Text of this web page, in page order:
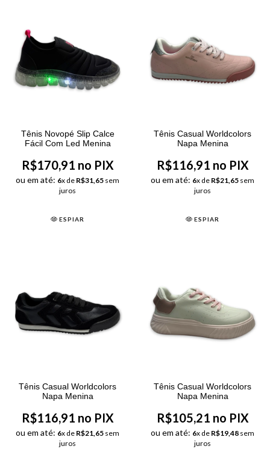
Tênis Novopé Slip Calce
Fácil Com Led Menina
R$170,91 no PIX
ou em até: 6x de R$31,65 sem
juros
ESPIAR
Tênis Casual Worldcolors
Napa Menina
R$116,91 no PIX
ou em até: 6x de R$21,65 sem
juros
ESPIAR
Tênis Casual Worldcolors
Napa Menina
R$116,91 no PIX
ou em até: 6x de R$21,65 sem
juros
Tênis Casual Worldcolors
Napa Menina
R$105,21 no PIX
ou em até: 6x de R$19,48 sem
juros